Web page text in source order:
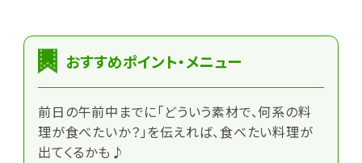
おすすめポイント・メニュー
前日の午前中までに「どういう素材で、何系の料
理が食べたいか？」を伝えれば、食べたい料理が
出てくるかも♪